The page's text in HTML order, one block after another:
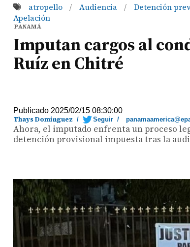
atropello / Audiencia / Detención
Apelación
PANAMÁ
Imputan cargos al
Ruíz en Chitré
Publicado 2025/02/15 08:30:00
Thays Domínguez / Seguir /
Ahora, el imputado enfrenta un proceso
detención provisional impuesta tras la